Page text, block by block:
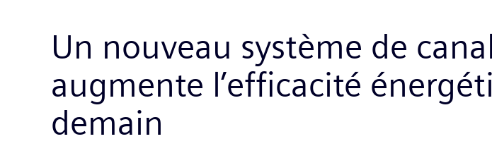
Un nouveau système de
augmente l’efficacité
demain